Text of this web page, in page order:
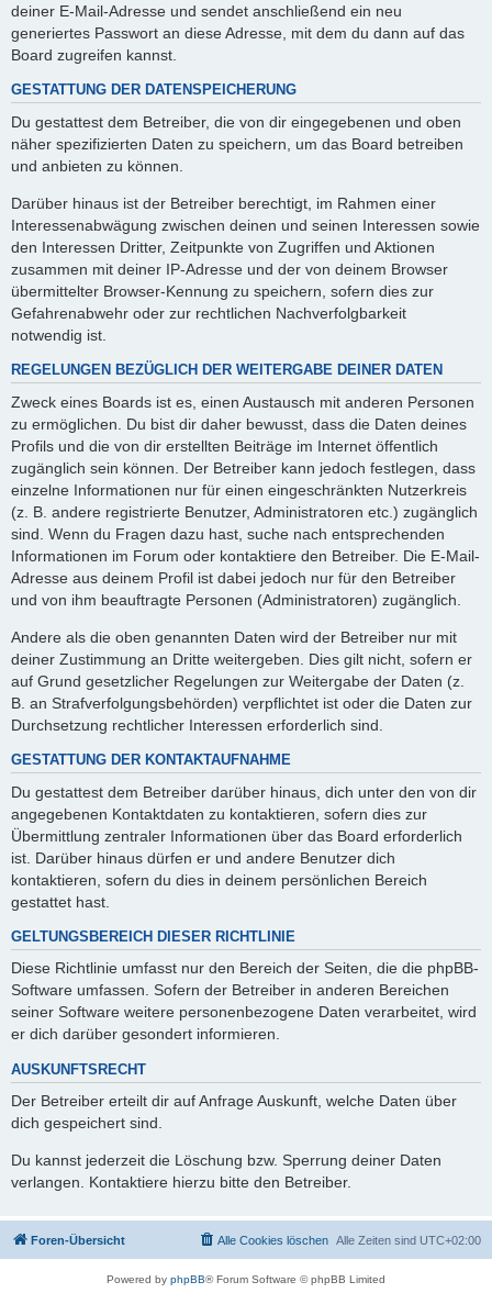
deiner E-Mail-Adresse und sendet anschließend ein neu
generiertes Passwort an diese Adresse, mit dem du dann auf das
Board zugreifen kannst.
GESTATTUNG DER DATENSPEICHERUNG
Du gestattest dem Betreiber, die von dir eingegebenen und oben
näher spezifizierten Daten zu speichern, um das Board betreiben
und anbieten zu können.
Darüber hinaus ist der Betreiber berechtigt, im Rahmen einer
Interessenabwägung zwischen deinen und seinen Interessen sowie
den Interessen Dritter, Zeitpunkte von Zugriffen und Aktionen
zusammen mit deiner IP-Adresse und der von deinem Browser
übermittelter Browser-Kennung zu speichern, sofern dies zur
Gefahrenabwehr oder zur rechtlichen Nachverfolgbarkeit
notwendig ist.
REGELUNGEN BEZÜGLICH DER WEITERGABE DEINER DATEN
Zweck eines Boards ist es, einen Austausch mit anderen Personen
zu ermöglichen. Du bist dir daher bewusst, dass die Daten deines
Profils und die von dir erstellten Beiträge im Internet öffentlich
zugänglich sein können. Der Betreiber kann jedoch festlegen, dass
einzelne Informationen nur für einen eingeschränkten Nutzerkreis
(z. B. andere registrierte Benutzer, Administratoren etc.) zugänglich
sind. Wenn du Fragen dazu hast, suche nach entsprechenden
Informationen im Forum oder kontaktiere den Betreiber. Die E-Mail-
Adresse aus deinem Profil ist dabei jedoch nur für den Betreiber
und von ihm beauftragte Personen (Administratoren) zugänglich.
Andere als die oben genannten Daten wird der Betreiber nur mit
deiner Zustimmung an Dritte weitergeben. Dies gilt nicht, sofern er
auf Grund gesetzlicher Regelungen zur Weitergabe der Daten (z.
B. an Strafverfolgungsbehörden) verpflichtet ist oder die Daten zur
Durchsetzung rechtlicher Interessen erforderlich sind.
GESTATTUNG DER KONTAKTAUFNAHME
Du gestattest dem Betreiber darüber hinaus, dich unter den von dir
angegebenen Kontaktdaten zu kontaktieren, sofern dies zur
Übermittlung zentraler Informationen über das Board erforderlich
ist. Darüber hinaus dürfen er und andere Benutzer dich
kontaktieren, sofern du dies in deinem persönlichen Bereich
gestattet hast.
GELTUNGSBEREICH DIESER RICHTLINIE
Diese Richtlinie umfasst nur den Bereich der Seiten, die die phpBB-
Software umfassen. Sofern der Betreiber in anderen Bereichen
seiner Software weitere personenbezogene Daten verarbeitet, wird
er dich darüber gesondert informieren.
AUSKUNFTSRECHT
Der Betreiber erteilt dir auf Anfrage Auskunft, welche Daten über
dich gespeichert sind.
Du kannst jederzeit die Löschung bzw. Sperrung deiner Daten
verlangen. Kontaktiere hierzu bitte den Betreiber.
Foren-Übersicht Alle Zeiten sind UTC+02:00
Alle Cookies löschen
Powered by phpBB® Forum Software © phpBB Limited